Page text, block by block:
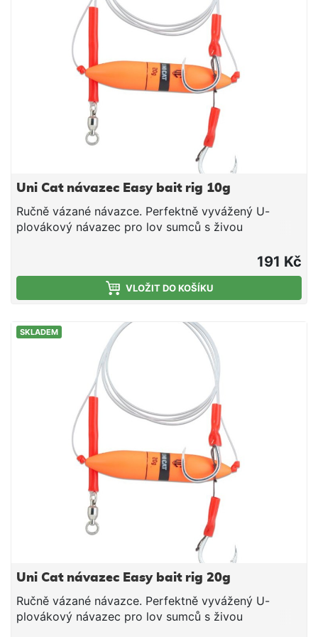
Uni Cat návazec Easy bait rig 10g
Ručně vázané návazce. Perfektně vyvážený U-
plovákový návazec pro lov sumců s živou
Perfektně vyvážený návazec, skládající se ze dvou
za sebou jdoucích jednoháčků na nástražní rybky
nbo rousnic Nadlehčení nástrahy podvodním
splávkem Chytá více než běžné návazce díky velmi
přirozené prezentaci Ultra ostré jednoháčky KONA
(UNI CAT SX-99 Superior Gripper) Podvodní plávek:
10 g Délka: 170 cm Síla: 48,40 kg Háčky: 2x9/0
191 Kč
VLOŽIT DO KOŠÍKU
SKLADEM
Uni Cat návazec Easy bait rig 20g
Ručně vázané návazce. Perfektně vyvážený U-
plovákový návazec pro lov sumců s živou